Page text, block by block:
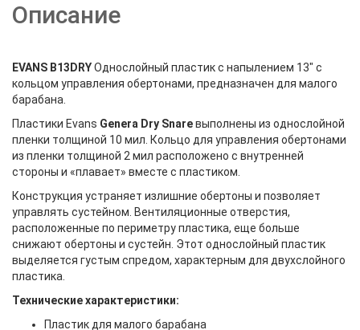
Описание
EVANS B13DRYОднослойный пластик с напылением 13" с
кольцом управления обертонами, предназначен для малого
барабана.
Пластики Evans Genera Dry Snareвыполнены из однослойной
пленки толщиной 10 мил. Кольцо для управления обертонами
из пленки толщиной 2 мил расположено с внутренней
стороны и «плавает» вместе с пластиком.
Конструкция устраняет излишние обертоны и позволяет
управлять сустейном. Вентиляционные отверстия,
расположенные по периметру пластика, еще больше
снижают обертоны и сустейн. Этот однослойный пластик
выделяется густым спредом, характерным для двухслойного
пластика.
Технические характеристики:
Пластик для малого барабана